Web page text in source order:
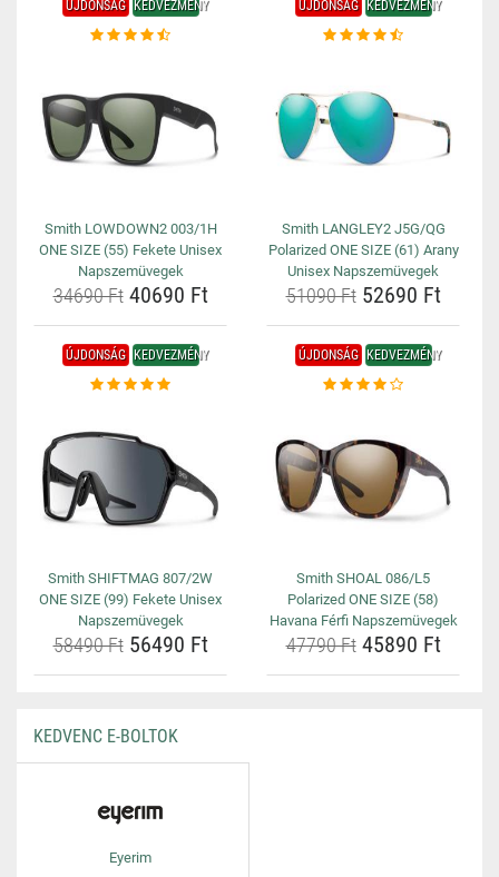
ÚJDONSÁG KEDVEZMÉNY
Smith LOWDOWN2 003/1H
ONE SIZE (55) Fekete Unisex
Napszemüvegek
34690 Ft40690 Ft
ÚJDONSÁG KEDVEZMÉNY
Smith LANGLEY2 J5G/QG
Polarized ONE SIZE (61) Arany
Unisex Napszemüvegek
51090 Ft52690 Ft
ÚJDONSÁG KEDVEZMÉNY
Smith SHIFTMAG 807/2W
ONE SIZE (99) Fekete Unisex
Napszemüvegek
58490 Ft56490 Ft
ÚJDONSÁG KEDVEZMÉNY
Smith SHOAL 086/L5
Polarized ONE SIZE (58)
Havana Férfi Napszemüvegek
47790 Ft45890 Ft
KEDVENC E-BOLTOK
Eyerim